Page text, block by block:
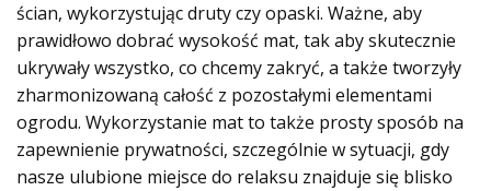
ścian, wykorzystując druty czy opaski. Ważne, aby
prawidłowo dobrać wysokość mat, tak aby skutecznie
ukrywały wszystko, co chcemy zakryć, a także tworzyły
zharmonizowaną całość z pozostałymi elementami
ogrodu. Wykorzystanie mat to także prosty sposób na
zapewnienie prywatności, szczególnie w sytuacji, gdy
nasze ulubione miejsce do relaksu znajduje się blisko